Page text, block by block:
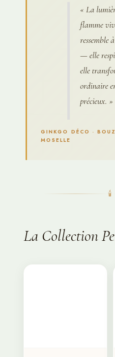
« La
flamme
ressemble
— elle
elle
ordinaire
précieux. »
GINKGO DÉCO ·
MOSELLE
🕯
La Collection